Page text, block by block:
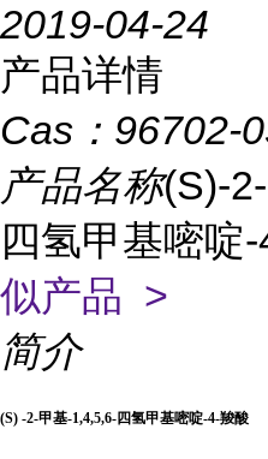
2019-04-24
产品详情
Cas： 96702-
产品名称(S)-
四氢甲基嘧啶
似产品 >
简介
(S) -2-甲基-1,4,5,6-四氢甲基嘧啶-4-羧酸